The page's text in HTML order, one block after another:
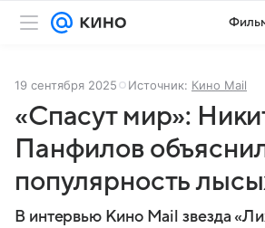
19 сентября 2025 Источник: Кино Mail
«Спасут мир»:
Панфилов
популярность
В интервью Кино Mail звезда